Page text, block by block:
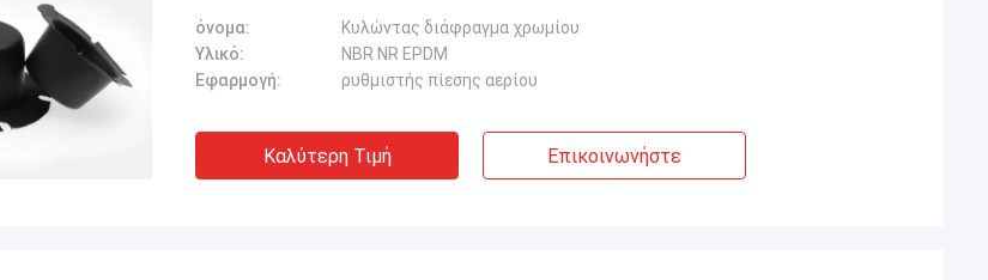
όνομα:
Κυλώντας διάφραγμα χρωμίου
Υλικό:
NBR NR EPDM
Εφαρμογή:
ρυθμιστής πίεσης αερίου
Καλύτερη Τιμή Επικοινωνήστε